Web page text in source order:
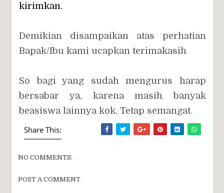
kirimkan.
Demikian disampaikan atas perhatian
Bapak/Ibu kami ucapkan terimakasih
So bagi yang sudah mengurus harap
bersabar ya, karena masih banyak
beasiswa lainnya kok. Tetap semangat.
Share This:
NO COMMENTS:
POST A COMMENT